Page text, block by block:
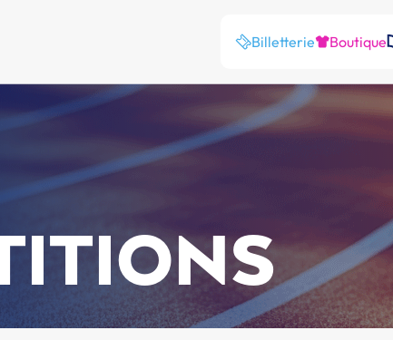
Billetterie Boutique